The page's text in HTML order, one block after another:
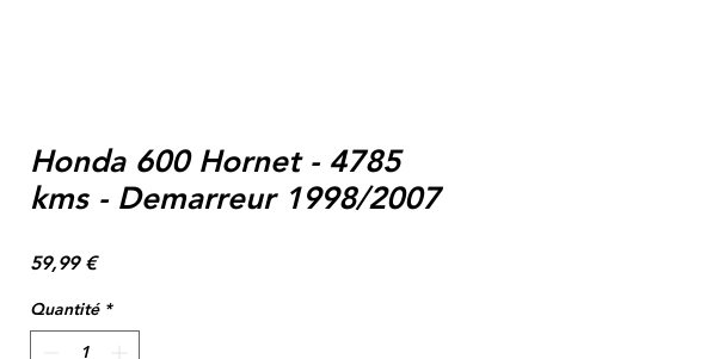
Honda 600 Hornet - 4785
kms - Demarreur 1998/2007
59,99 €Prix
Quantité *